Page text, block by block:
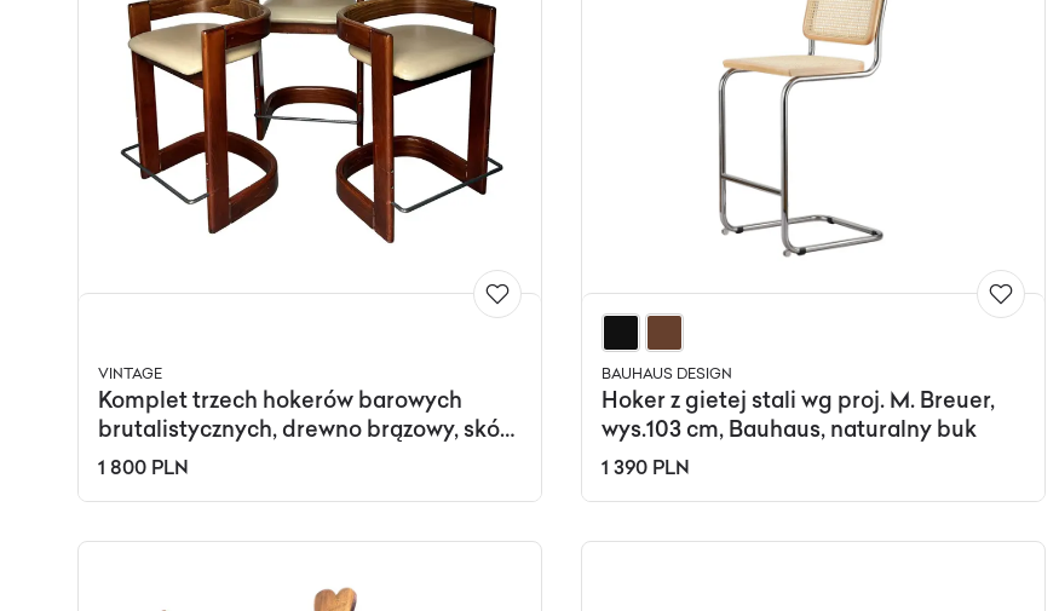
VINTAGE
Komplet trzech hokerów barowych
brutalistycznych, drewno brązowy, skóra
ekologiczna beżowy, metal, lata 70.
1 800 PLN
BAUHAUS DESIGN
Hoker z gietej stali wg proj. M. Breuer,
wys.103 cm, Bauhaus, naturalny buk
1 390 PLN